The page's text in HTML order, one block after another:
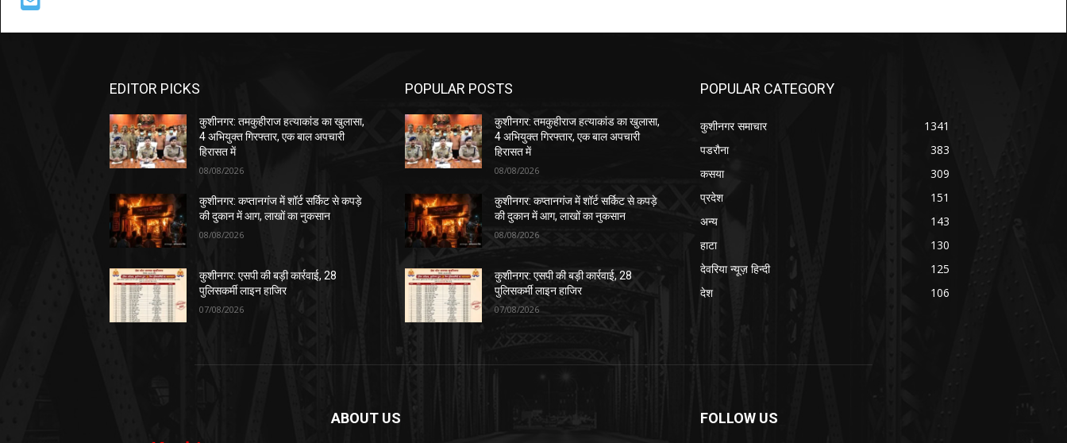
EDITOR PICKS
कुशीनगर: तमकुहीराज हत्याकांड का खुलासा,
4 अभियुक्त गिरफ्तार, एक बाल अपचारी
हिरासत में
08/08/2026
कुशीनगर: कप्तानगंज में शॉर्ट सर्किट से कपड़े
की दुकान में आग, लाखों का नुकसान
08/08/2026
कुशीनगर: एसपी की बड़ी कार्रवाई, 28
पुलिसकर्मी लाइन हाजिर
07/08/2026
POPULAR POSTS
कुशीनगर: तमकुहीराज हत्याकांड का खुलासा,
4 अभियुक्त गिरफ्तार, एक बाल अपचारी
हिरासत में
08/08/2026
कुशीनगर: कप्तानगंज में शॉर्ट सर्किट से कपड़े
की दुकान में आग, लाखों का नुकसान
08/08/2026
कुशीनगर: एसपी की बड़ी कार्रवाई, 28
पुलिसकर्मी लाइन हाजिर
07/08/2026
POPULAR CATEGORY
कुशीनगर समाचार
1341
पडरौना
383
कसया
309
प्रदेश
151
अन्य
143
हाटा
130
देवरिया न्यूज़ हिन्दी
125
देश
106
ABOUT US FOLLOW US